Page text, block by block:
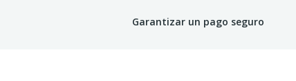
Garantizar un pago seguro